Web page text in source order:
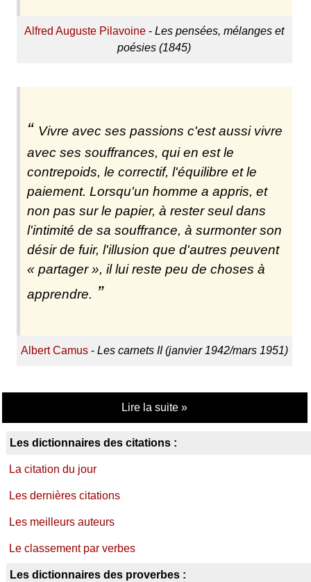
Alfred Auguste Pilavoine -Les pensées, mélanges et
poésies (1845)
Vivre avec ses passions c'est aussi vivre
avec ses souffrances, qui en est le
contrepoids, le correctif, l'équilibre et le
paiement. Lorsqu'un homme a appris, et
non pas sur le papier, à rester seul dans
l'intimité de sa souffrance, à surmonter son
désir de fuir, l'illusion que d'autres peuvent
« partager », il lui reste peu de choses à
apprendre.
Albert Camus- Les carnets II (janvier 1942/mars 1951)
Lire la suite »
Les dictionnaires des citations :
La citation du jour
Les dernières citations
Les meilleurs auteurs
Le classement par verbes
Les dictionnaires des proverbes :